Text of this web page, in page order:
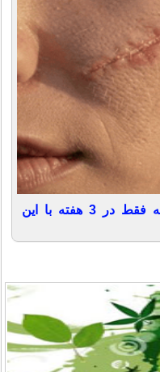
کاهش چشمگیر جای زخم و بخیه فقط در 3 هفته با این